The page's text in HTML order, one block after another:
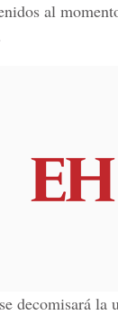
al
decomisará la